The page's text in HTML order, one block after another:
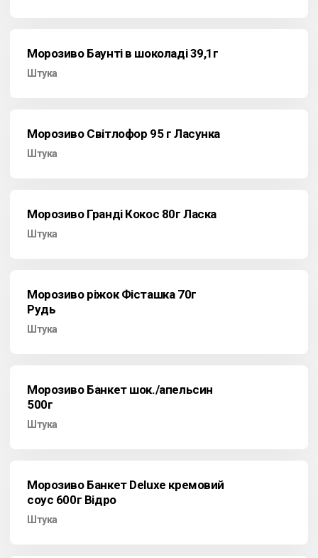
Морозиво Баунті в шоколаді 39,1г
Штука
Морозиво Світлофор 95 г Ласунка
Штука
Морозиво Гранді Кокос 80г Ласка
Штука
Морозиво ріжок Фісташка 70г
Рудь
Штука
Морозиво Банкет шок./апельсин
500г
Штука
Морозиво Банкет Deluxe кремовий
соус 600г Відро
Штука